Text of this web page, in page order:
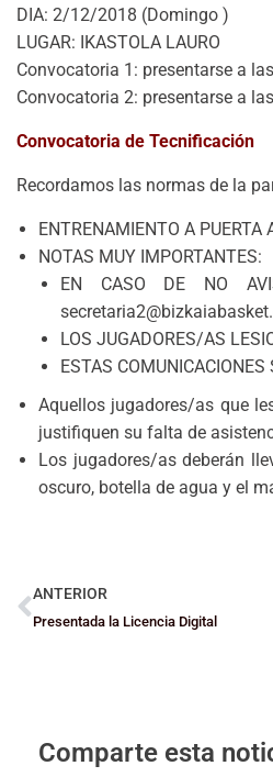
DIA: 2/12/2018 (Domingo )
LUGAR: IKASTOLA LAURO
Convocatoria 1: presentarse a
Convocatoria 2: presentarse a
Convocatoria de Tecnificación
Recordamos las normas de la
ENTRENAMIENTO A PUERTA
NOTAS MUY IMPORTANTES:
EN CASO DE NO
LOS JUGADORES/AS
ESTAS COMUNICACIONES
Aquellos jugadores/as que
justifiquen su falta de
Los jugadores/as deberán
oscuro, botella de agua y el
ANTERIOR
Presentada la Licencia Digital
Comparte esta